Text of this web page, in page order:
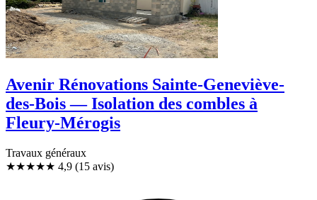
Avenir Rénovations Sainte-Geneviève-
des-Bois — Isolation des combles à
Fleury-Mérogis
Travaux généraux
★★★★★ 4,9 (15 avis)